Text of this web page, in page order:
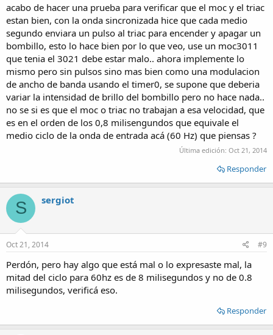
acabo de hacer una prueba para verificar que el moc y el triac
estan bien, con la onda sincronizada hice que cada medio
segundo enviara un pulso al triac para encender y apagar un
bombillo, esto lo hace bien por lo que veo, use un moc3011
que tenia el 3021 debe estar malo.. ahora implemente lo
mismo pero sin pulsos sino mas bien como una modulacion
de ancho de banda usando el timer0, se supone que deberia
variar la intensidad de brillo del bombillo pero no hace nada..
no se si es que el moc o triac no trabajan a esa velocidad, que
es en el orden de los 0,8 milisengundos que equivale el
medio ciclo de la onda de entrada acá (60 Hz) que piensas ?
Última edición: Oct 21, 2014
Responder
S sergiot
Oct 21, 2014 #9
Perdón, pero hay algo que está mal o lo expresaste mal, la
mitad del ciclo para 60hz es de 8 milisegundos y no de 0.8
milisegundos, verificá eso.
Responder